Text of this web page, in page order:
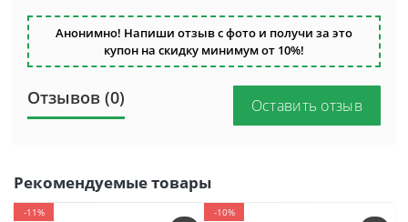
Анонимно! Напиши отзыв с фото и получи за это
купон на скидку минимум от 10%!
Отзывов (0) Оставить отзыв
Рекомендуемые товары
-11%
-10%